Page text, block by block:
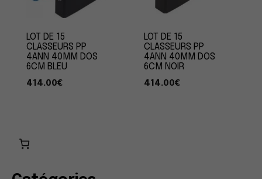
LOT DE 15
CLASSEURS PP
4ANN 40MM DOS
6CM BLEU
414.00€
LOT DE 15
CLASSEURS PP
4ANN 40MM DOS
6CM NOIR
414.00€